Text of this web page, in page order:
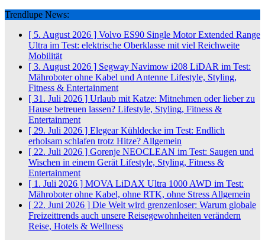
Trendlupe News:
[ 5. August 2026 ] Volvo ES90 Single Motor Extended Range
Ultra im Test: elektrische Oberklasse mit viel Reichweite
Mobilität
[ 3. August 2026 ] Segway Navimow i208 LiDAR im Test:
Mähroboter ohne Kabel und Antenne Lifestyle, Styling,
Fitness & Entertainment
[ 31. Juli 2026 ] Urlaub mit Katze: Mitnehmen oder lieber zu
Hause betreuen lassen? Lifestyle, Styling, Fitness &
Entertainment
[ 29. Juli 2026 ] Elegear Kühldecke im Test: Endlich
erholsam schlafen trotz Hitze? Allgemein
[ 22. Juli 2026 ] Gorenje NEOCLEAN im Test: Saugen und
Wischen in einem Gerät Lifestyle, Styling, Fitness &
Entertainment
[ 1. Juli 2026 ] MOVA LiDAX Ultra 1000 AWD im Test:
Mähroboter ohne Kabel, ohne RTK, ohne Stress Allgemein
[ 22. Juni 2026 ] Die Welt wird grenzenloser: Warum globale
Freizeittrends auch unsere Reisegewohnheiten verändern
Reise, Hotels & Wellness